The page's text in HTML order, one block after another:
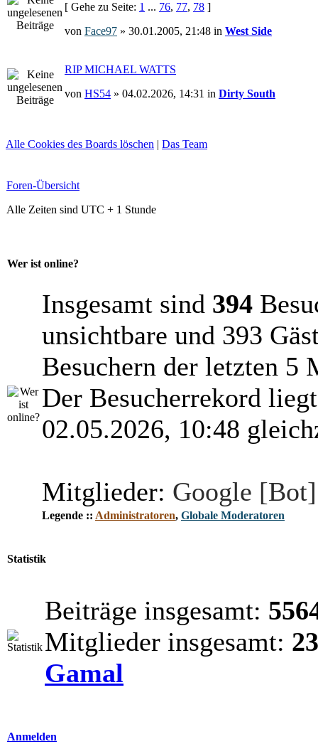
[ Gehe zu Seite: 1 ... 76, 77, 78 ]
von Face97 » 30.01.2005, 21:48 in West Side
RIP MICHAEL WATTS
von HS54 » 04.02.2026, 14:31 in Dirty South
Alle Cookies des Boards löschen | Das Team
Foren-Übersicht
Alle Zeiten sind UTC + 1 Stunde
Wer ist online?
Insgesamt sind 394
unsichtbare und 393
Besuchern der letzten 5
Der Besucherrekord
02.05.2026, 10:48
Mitglieder: Google [Bot]
Legende :: Administratoren, Globale Moderatoren
Statistik
Beiträge insgesamt:
Mitglieder insgesamt:
Gamal
Anmelden